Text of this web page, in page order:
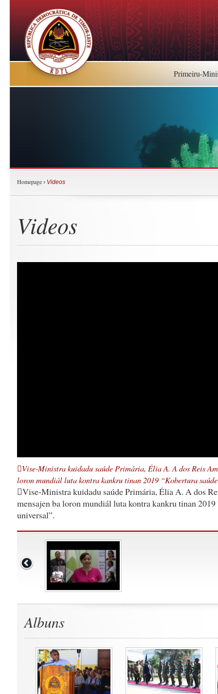
Primeiru-
Homepage › Videos
Videos
Vise-Ministra kuidadu saúde Primária, Élia A. A dos Reis
loron mundiál luta kontra kankru tinan 2019 “Kobertura
Vise-Ministra kuidadu saúde Primária, Élia A. A dos
mensajen ba loron mundiál luta kontra kankru tinan 2019
universal”.
Albuns